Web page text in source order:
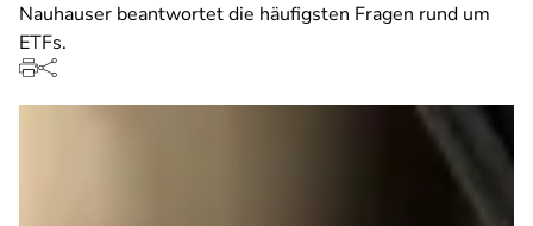
Nauhauser beantwortet die häufigsten Fragen rund um
ETFs.